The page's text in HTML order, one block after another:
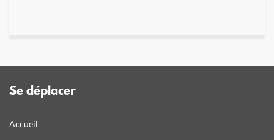
Se déplacer
Accueil